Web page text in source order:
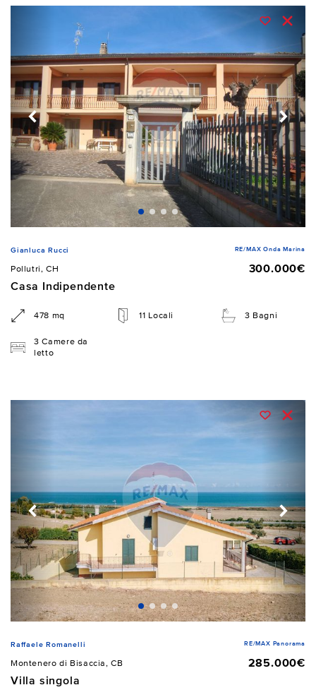
Gianluca Rucci RE/MAX Onda Marina
Pollutri, CH
300.000€
Casa Indipendente
478 mq 11 Locali 3 Bagni
3 Camere da
letto
Raffaele Romanelli RE/MAX Panorama
Montenero di Bisaccia, CB
285.000€
Villa singola